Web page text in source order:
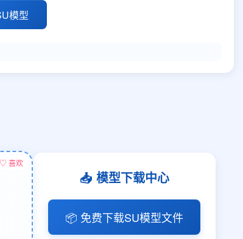
模型
♡ 喜欢
📥 模型下载中心
📦 免费下载SU模型文件